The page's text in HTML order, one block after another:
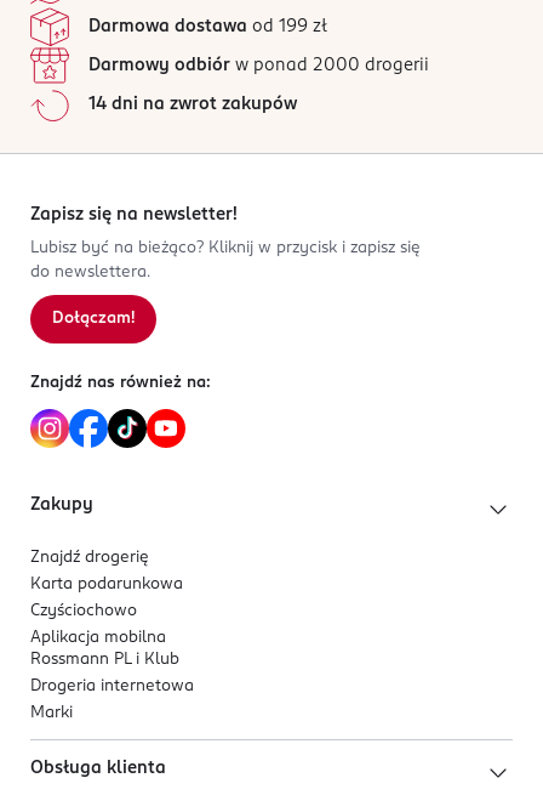
PROLINE, THREONINE, HISTIDINE, PHENYLALANINE,
PHENOXYETHANOL, PPG-26-BUTETH-26, TRISODIUM
ETHYLENEDIAMINE DISUCCINATE, ETHYLHEXYLGLYCERIN,
SODIUM HYDROXIDE, POTASSIUM SORBATE, CITRIC ACID,
BENZOATE, TETRASODIUM GLUTAMATE DIACETATE.
OSTRZEŻENIA DOTYCZĄCE BEZPIECZEŃSTWA
Tylko do użytku zewnętrznego. Unikać kontaktu z
oczami, w przypadku kontaktu przemyć dużą ilością
ROZENBAL POLSKA Sp. z o.o.
ul. Żwirowa 18, Wilcza Góra
05-506 Lesznowola
Kod EAN
Jak działają opinie?
Darmowa dostawa od 199 zł
Darmowy odbiór w ponad 2000 drogerii
14 dni na zwrot zakupów
Zapisz się na newsletter!
Lubisz być na bieżąco? Kliknij w przycisk i zapisz się
do newslettera.
Dołączam!
Znajdź nas również na:
Zakupy
Znajdź drogerię
Karta podarunkowa
Czyściochowo
Aplikacja mobilna
Rossmann PL i Klub
Drogeria internetowa
Marki
Obsługa klienta